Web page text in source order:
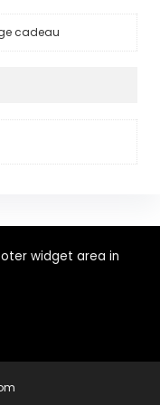
cadeau
widget area in